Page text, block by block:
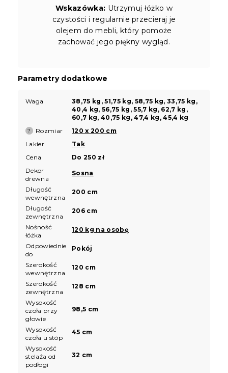
Wskazówka: Utrzymuj łóżko w
czystości i regularnie przecieraj je
olejem do mebli, który pomoże
zachować jego piękny wygląd.
Parametry dodatkowe
Waga
38,75 kg, 51,75 kg, 58,75 kg, 33,75 kg,
40,4 kg, 56,75 kg, 55,7 kg, 62,7 kg,
60,7 kg, 40,75 kg, 47,4 kg, 45,4 kg
? Rozmiar
120 x 200 cm
Lakier
Tak
Cena
Do 250 zł
Dekor
drewna
Sosna
Długość
wewnętrzna
200 cm
Długość
zewnętrzna
206 cm
Nośność
łóżka
120 kg na osobę
Odpowiednie
do
Pokój
Szerokość
wewnętrzna
120 cm
Szerokość
zewnętrzna
128 cm
Wysokość
czoła przy
głowie
98,5 cm
Wysokość
czoła u stóp
45 cm
Wysokość
stelaża od
podłogi
32 cm